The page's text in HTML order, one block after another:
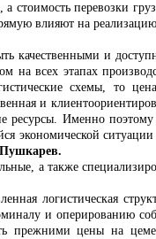
а стоимость перевозки
влияют на
качественными и
всех этапах
схемы, то
и
ресурсы. Именно
экономической
а также
логистическая
и оперированию
прежними цены на